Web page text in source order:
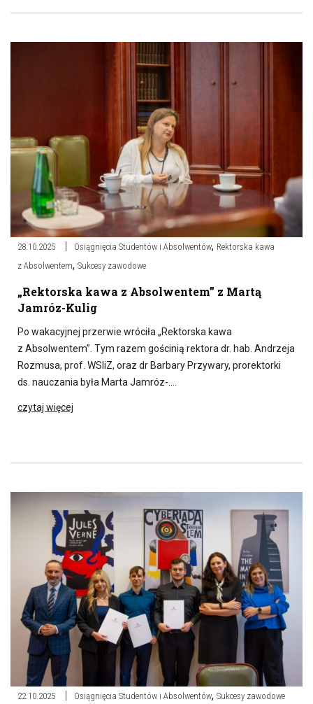
28.10.2025 Osiągnięcia Studentów i Absolwentów, Rektorska kawa
z Absolwentem, Sukcesy zawodowe
„Rektorska kawa z Absolwentem” z Martą
Jamróz-Kulig
Po wakacyjnej przerwie wróciła „Rektorska kawa
z Absolwentem”. Tym razem gościnią rektora dr. hab. Andrzeja
Rozmusa, prof. WSIiZ, oraz dr Barbary Przywary, prorektorki
ds. nauczania była Marta Jamróz-….
czytaj więcej
22.10.2025 Osiągnięcia Studentów i Absolwentów, Sukcesy zawodowe